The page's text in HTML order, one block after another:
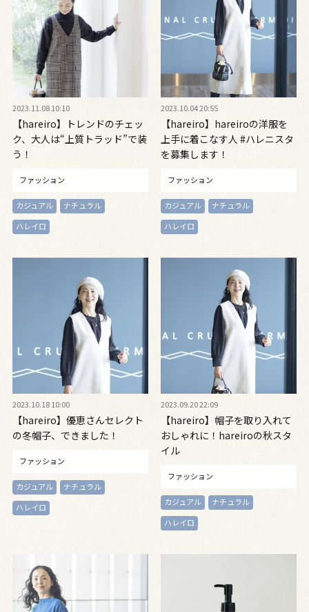
2023.11.08 10:10
【hareiro】トレンドのチェッ
ク、大人は“上質トラッド”で装
う！
ファッション
カジュアル
ナチュラル
ハレイロ
2023.10.04 20:55
【hareiro】hareiroの洋服を
上手に着こなす人 #ハレニスタ
を募集します！
ファッション
カジュアル
ナチュラル
ハレイロ
2023.10.18 10:00
【hareiro】優恵さんセレクト
の冬帽子、できました！
ファッション
カジュアル
ナチュラル
ハレイロ
2023.09.20 22:09
【hareiro】帽子を取り入れて
おしゃれに！hareiroの秋スタ
イル
ファッション
カジュアル
ナチュラル
ハレイロ